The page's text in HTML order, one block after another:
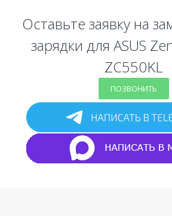
Оставьте заявку на
зарядки для ASUS
ZC550KL
ПОЗВОНИТЬ